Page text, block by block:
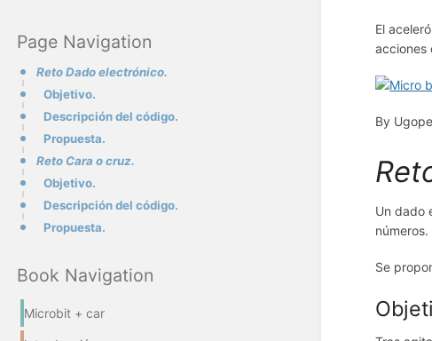
Page Navigation
Reto Dado electrónico.
Objetivo.
Descripción del código.
Propuesta.
Reto Cara o cruz.
Objetivo.
Descripción del código.
Propuesta.
Book Navigation
Microbit + car
El
acciones
By
Un dado
números.
Se